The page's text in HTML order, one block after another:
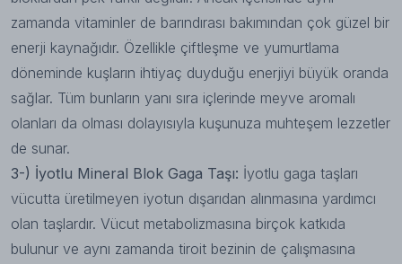
zamanda vitaminler de barındırası bakımından çok güzel bir
enerji kaynağıdır. Özellikle çiftleşme ve yumurtlama
döneminde kuşların ihtiyaç duyduğu enerjiyi büyük oranda
sağlar. Tüm bunların yanı sıra içlerinde meyve aromalı
olanları da olması dolayısıyla kuşunuza muhteşem lezzetler
de sunar.
3-) İyotlu Mineral Blok Gaga Taşı: İyotlu gaga taşları
vücutta üretilmeyen iyotun dışarıdan alınmasına yardımcı
olan taşlardır. Vücut metabolizmasına birçok katkıda
bulunur ve aynı zamanda tiroit bezinin de çalışmasına